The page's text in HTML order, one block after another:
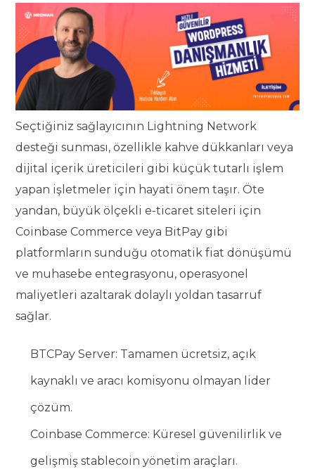
Seçtiğiniz sağlayıcının Lightning Network
desteği sunması, özellikle kahve dükkanları veya
dijital içerik üreticileri gibi küçük tutarlı işlem
yapan işletmeler için hayati önem taşır. Öte
yandan, büyük ölçekli e-ticaret siteleri için
Coinbase Commerce veya BitPay gibi
platformların sunduğu otomatik fiat dönüşümü
ve muhasebe entegrasyonu, operasyonel
maliyetleri azaltarak dolaylı yoldan tasarruf
sağlar.
BTCPay Server: Tamamen ücretsiz, açık
kaynaklı ve aracı komisyonu olmayan lider
çözüm.
Coinbase Commerce: Küresel güvenilirlik ve
gelişmiş stablecoin yönetim araçları.